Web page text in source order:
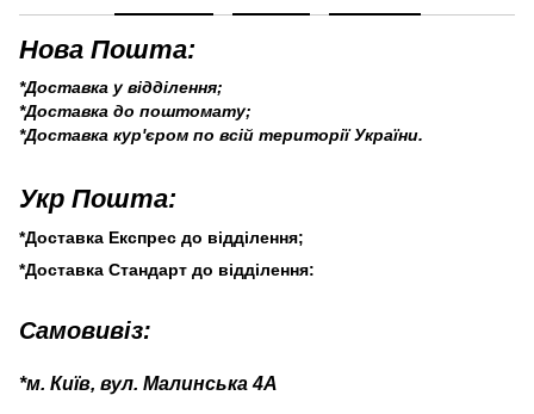
Нова Пошта:
*Доставка у відділення;
*Доставка до поштомату;
*Доставка кур'єром по всій території України.
Укр Пошта:
*Доставка Експрес до відділення;
*Доставка Стандарт до відділення:
Самовивіз:
*м. Київ, вул. Малинська 4А